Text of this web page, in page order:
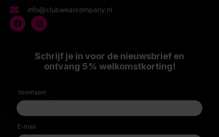
info@clubwearcompany.nl